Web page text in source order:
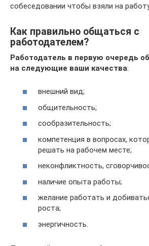
собеседовании чтобы взяли на
Как правильно общаться с
работодателем?
Работодатель в первую очередь
на следующие ваши качества:
внешний вид;
общительность;
сообразительность;
компетенция в вопросах,
решать на рабочем месте;
неконфликтность,
наличие опыта работы;
желание работать и
роста;
энергичность.